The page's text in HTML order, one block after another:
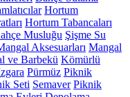
Hortum
Hortum Tabancaları
Musluğu Şişme Su
Aksesuarları Mangal
ve Barbekü Kömürlü
Pürmüz Piknik
Seti Semaver Piknik